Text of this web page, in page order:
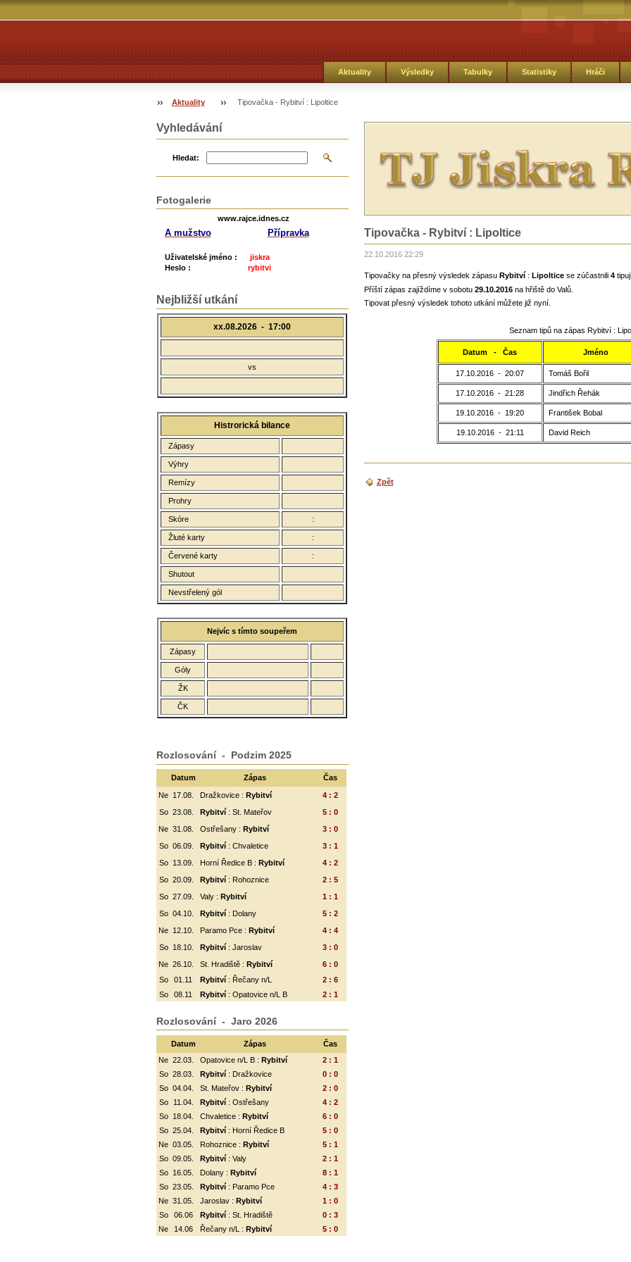
Aktuality Výsledky Tabulky Statistiky Hráči
Aktuality Tipovačka - Rybitví : Lipoltice
Tipovačka - Rybitví : Lipoltice
22.10.2016 22:29
Tipovačky na přesný výsledek zápasu Rybitví: Lipolticese zúčastnili 4
Příští zápas zajíždíme v sobotu 29.10.2016na hřiště do Valů.
Tipovat přesný výsledek tohoto utkání můžete již nyní.
Seznam tipů na zápas Rybitví :
Datum - Čas Jméno
17.10.2016 - 20:07 Tomáš Bořil
17.10.2016 - 21:28 Jindřich Řehák
19.10.2016 - 19:20 František Bobal
19.10.2016 - 21:11 David Reich
Zpět
Vyhledávání
Hledat:
Fotogalerie
www.rajce.idnes.cz
A mužstvo Přípravka
Uživatelské jméno : jiskra
Heslo : rybitvi
Nejbližší utkání
xx.08.2026 - 17:00
vs
Histrorická bilance
Zápasy
Výhry
Remízy
Prohry
Skóre :
Žluté karty :
Červené karty :
Shutout
Nevstřelený gól
Nejvíc s tímto soupeřem
Zápasy
Góly
ŽK
ČK
Rozlosování - Podzim 2025
Datum Zápas Čas
Ne 17.08. Dražkovice : Rybitví
4 : 2
So 23.08. Rybitví: St. Mateřov
5 : 0
Ne 31.08. Ostřešany : Rybitví
3 : 0
So 06.09. Rybitví : Chvaletice
3 : 1
So
13.09. Horní Ředice B : Rybitví
4 : 2
So 20.09. Rybitví : Rohoznice
2 : 5
So 27.09. Valy : Rybitví
1 : 1
So 04.10. Rybitví : Dolany
5 : 2
Ne 12.10. Paramo Pce : Rybitví
4 : 4
So
18.10. Rybitví: Jaroslav
3 : 0
Ne 26.10. St. Hradiště : Rybitví
6 : 0
So
01.11 Rybitví: Řečany n/L
2 : 6
So
08.11 Rybitví: Opatovice n/L B 2 : 1
Rozlosování - Jaro 2026
Datum Zápas
Čas
Ne 22.03. Opatovice n/L B : Rybitví
2 : 1
So 28.03. Rybitví: Dražkovice
0 : 0
So 04.04. St. Mateřov : Rybitví
2 : 0
So
11.04. Rybitví : Ostřešany
4 : 2
So
18.04. Chvaletice : Rybitví
6 : 0
So 25.04. Rybitví : Horní Ředice B
5 : 0
Ne 03.05. Rohoznice : Rybitví
5 : 1
So 09.05. Rybitví : Valy
2 : 1
So
16.05. Dolany : Rybitví
8 : 1
So 23.05. Rybitví: Paramo Pce
4 : 3
Ne 31.05. Jaroslav : Rybitví
1 : 0
So
06.06 Rybitví: St. Hradiště
0 : 3
Ne
14.06 Řečany n/L : Rybitví 5 : 0